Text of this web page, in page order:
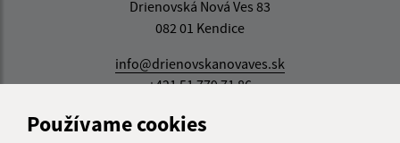
Používame cookies
Drienovská Nová Ves 83
082 01 Kendice
info@drienovskanovaves.sk
+421 51 779 71 86
IČO: 00326976